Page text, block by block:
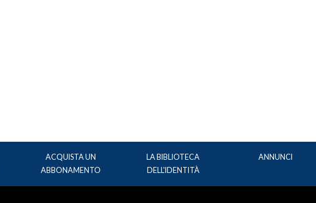
ACQUISTA UN
ABBONAMENTO
LA BIBLIOTECA
DELL'IDENTITÀ
ANNUNCI